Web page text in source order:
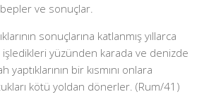
ve sonuçlar.
sonuçlarına katlanmış yıllarca
yüzünden karada ve denizde
bir kısmını onlara
kötü yoldan dönerler. (Rum/41)